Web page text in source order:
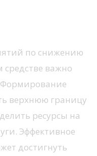
по снижению
важно
Формирование
верхнюю границу
ресурсы на
Эффективное
достигнуть